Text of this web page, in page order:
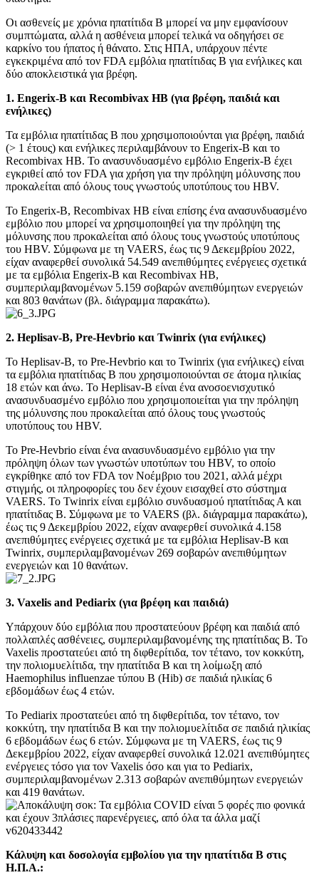
Οι ασθενείς με χρόνια ηπατίτιδα Β μπορεί να μην εμφανίσουν
συμπτώματα, αλλά η ασθένεια μπορεί τελικά να οδηγήσει σε
καρκίνο του ήπατος ή θάνατο. Στις ΗΠΑ, υπάρχουν πέντε
εγκεκριμένα από τον FDA εμβόλια ηπατίτιδας Β για ενήλικες και
δύο αποκλειστικά για βρέφη.
1. Engerix-B και Recombivax HB (για βρέφη, παιδιά και
ενήλικες)
Τα εμβόλια ηπατίτιδας Β που χρησιμοποιούνται για βρέφη, παιδιά
(> 1 έτους) και ενήλικες περιλαμβάνουν το Engerix-B και το
Recombivax HB. Το ανασυνδυασμένο εμβόλιο Engerix-B έχει
εγκριθεί από τον FDA για χρήση για την πρόληψη μόλυνσης που
προκαλείται από όλους τους γνωστούς υποτύπους του HBV.
Το Engerix-B, Recombivax HB είναι επίσης ένα ανασυνδυασμένο
εμβόλιο που μπορεί να χρησιμοποιηθεί για την πρόληψη της
μόλυνσης που προκαλείται από όλους τους γνωστούς υποτύπους
του HBV. Σύμφωνα με τη VAERS, έως τις 9 Δεκεμβρίου 2022,
είχαν αναφερθεί συνολικά 54.549 ανεπιθύμητες ενέργειες σχετικά
με τα εμβόλια Engerix-B και Recombivax HB,
συμπεριλαμβανομένων 5.159 σοβαρών ανεπιθύμητων ενεργειών
και 803 θανάτων (βλ. διάγραμμα παρακάτω).
2. Heplisav-B, Pre-Hevbrio και Twinrix (για ενήλικες)
Το Heplisav-B, το Pre-Hevbrio και το Twinrix (για ενήλικες) είναι
τα εμβόλια ηπατίτιδας Β που χρησιμοποιούνται σε άτομα ηλικίας
18 ετών και άνω. Το Heplisav-B είναι ένα ανοσοενισχυτικό
ανασυνδυασμένο εμβόλιο που χρησιμοποιείται για την πρόληψη
της μόλυνσης που προκαλείται από όλους τους γνωστούς
υποτύπους του HBV.
Το Pre-Hevbrio είναι ένα ανασυνδυασμένο εμβόλιο για την
πρόληψη όλων των γνωστών υποτύπων του HBV, το οποίο
εγκρίθηκε από τον FDA τον Νοέμβριο του 2021, αλλά μέχρι
στιγμής, οι πληροφορίες του δεν έχουν εισαχθεί στο σύστημα
VAERS. Το Twinrix είναι εμβόλιο συνδυασμού ηπατίτιδας Α και
ηπατίτιδας Β. Σύμφωνα με το VAERS (βλ. διάγραμμα παρακάτω),
έως τις 9 Δεκεμβρίου 2022, είχαν αναφερθεί συνολικά 4.158
ανεπιθύμητες ενέργειες σχετικά με τα εμβόλια Heplisav-B και
Twinrix, συμπεριλαμβανομένων 269 σοβαρών ανεπιθύμητων
ενεργειών και 10 θανάτων.
3. Vaxelis and Pediarix (για βρέφη και παιδιά)
Υπάρχουν δύο εμβόλια που προστατεύουν βρέφη και παιδιά από
πολλαπλές ασθένειες, συμπεριλαμβανομένης της ηπατίτιδας Β. Το
Vaxelis προστατεύει από τη διφθερίτιδα, τον τέτανο, τον κοκκύτη,
την πολιομυελίτιδα, την ηπατίτιδα Β και τη λοίμωξη από
Haemophilus influenzae τύπου Β (Hib) σε παιδιά ηλικίας 6
εβδομάδων έως 4 ετών.
Το Pediarix προστατεύει από τη διφθερίτιδα, τον τέτανο, τον
κοκκύτη, την ηπατίτιδα Β και την πολιομυελίτιδα σε παιδιά ηλικίας
6 εβδομάδων έως 6 ετών. Σύμφωνα με τη VAERS, έως τις 9
Δεκεμβρίου 2022, είχαν αναφερθεί συνολικά 12.021 ανεπιθύμητες
ενέργειες τόσο για τον Vaxelis όσο και για το Pediarix,
συμπεριλαμβανομένων 2.313 σοβαρών ανεπιθύμητων ενεργειών
και 419 θανάτων.
Κάλυψη και δοσολογία εμβολίου για την ηπατίτιδα Β στις
Η.Π.Α.: